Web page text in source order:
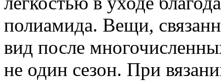
полиамида. Вещи,
вид после
не один сезон. При